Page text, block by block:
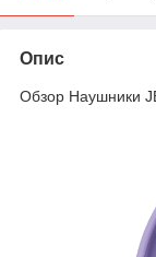
Опис
Обзор Наушники